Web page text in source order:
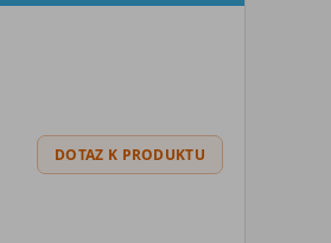
DOTAZ K PRODUKTU